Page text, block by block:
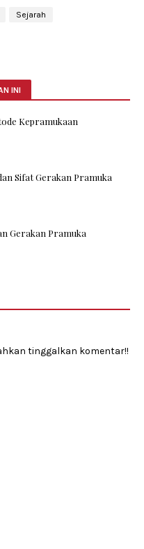
Sejarah
INI
Kepramukaan
Sifat Gerakan Pramuka
Gerakan Pramuka
tinggalkan komentar!!